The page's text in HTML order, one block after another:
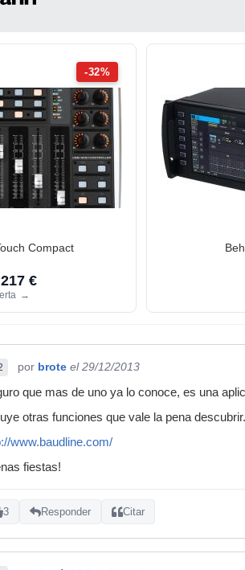
-32%
Compact
217 €
→
por brote el 29/12/2013
que mas de uno ya lo conoce, es una
otras funciones que vale la pena descubrir.
www.baudline.com/
fiestas!
3 Responder Citar